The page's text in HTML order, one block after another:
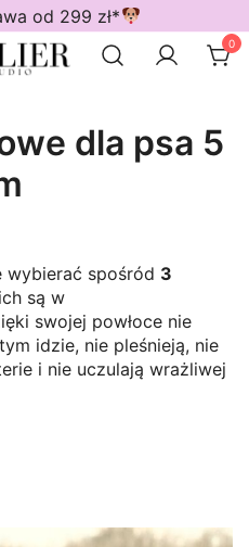
od 299 zł*
0
dla psa 5
wybierać spośród 3
są w
swojej powłoce nie
idzie, nie pleśnieją, nie
i nie uczulają wrażliwej